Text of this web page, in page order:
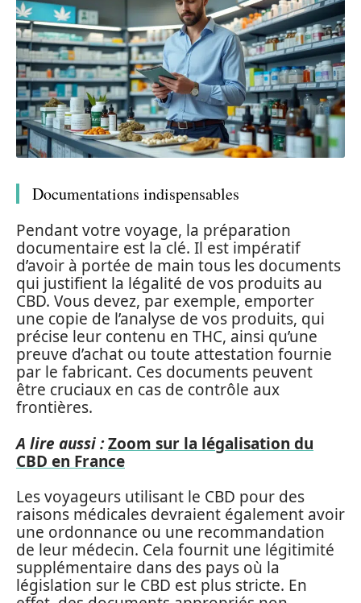
Documentations indispensables
Pendant votre voyage, la préparation
documentaire est la clé. Il est impératif
d’avoir à portée de main tous les documents
qui justifient la légalité de vos produits au
CBD. Vous devez, par exemple, emporter
une copie de l’analyse de vos produits, qui
précise leur contenu en THC, ainsi qu’une
preuve d’achat ou toute attestation fournie
par le fabricant. Ces documents peuvent
être cruciaux en cas de contrôle aux
frontières.
A lire aussi :Zoom sur la légalisation du
CBD en France
Les voyageurs utilisant le CBD pour des
raisons médicales devraient également avoir
une ordonnance ou une recommandation
de leur médecin. Cela fournit une légitimité
supplémentaire dans des pays où la
législation sur le CBD est plus stricte. En